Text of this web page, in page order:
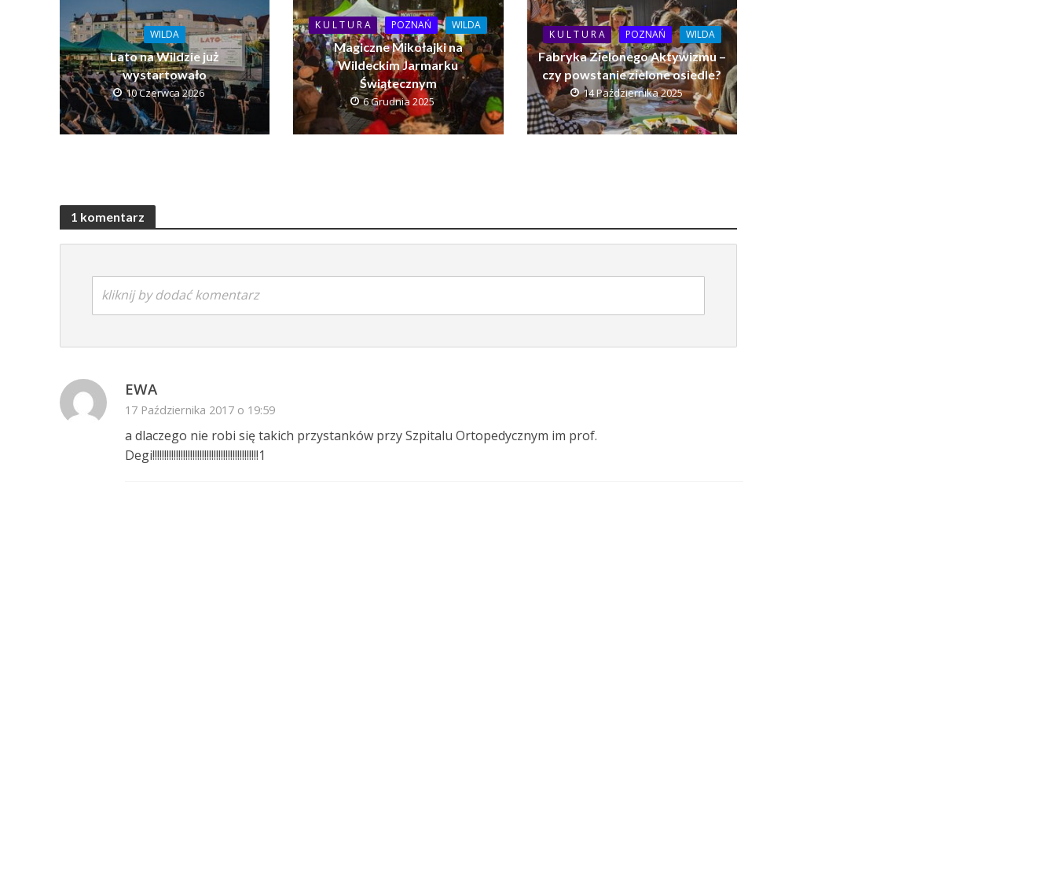
WILDA
Lato na Wildzie już
wystartowało
10 Czerwca 2026
K U L T U R A POZNAŃ WILDA
Magiczne Mikołajki na
Wildeckim Jarmarku
Świątecznym
6 Grudnia 2025
K U L T U R A POZNAŃ WILDA
Fabryka Zielonego Aktywizmu –
czy powstanie zielone osiedle?
14 Października 2025
1 komentarz
kliknij by dodać komentarz
EWA
17 Października 2017 o 19:59
a dlaczego nie robi się takich przystanków przy Szpitalu Ortopedycznym im prof.
Degi!!!!!!!!!!!!!!!!!!!!!!!!!!!!!!!!!!!!!!!!!!!!!1